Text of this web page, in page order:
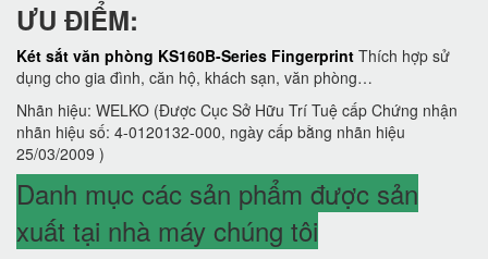
ƯU ĐIỂM:
Két sắt văn phòng KS160B-Series Fingerprint Thích hợp sử
dụng cho gia đình, căn hộ, khách sạn, văn phòng…
Nhãn hiệu: WELKO (Được Cục Sở Hữu Trí Tuệ cấp Chứng nhận
nhãn hiệu số: 4-0120132-000, ngày cấp bằng nhãn hiệu
25/03/2009 )
Danh mục các sản phẩm được sản
xuất tại nhà máy chúng tôi